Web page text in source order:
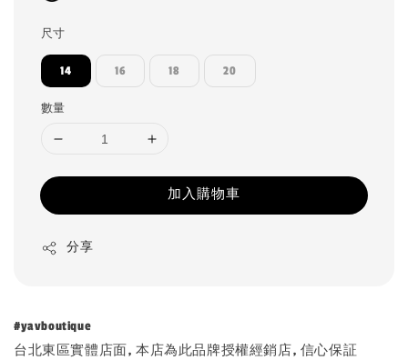
尺寸
14 16 18 20
數量
加入購物車
分享
#yavboutique
台北東區實體店面, 本店為此品牌授權經銷店, 信心保証